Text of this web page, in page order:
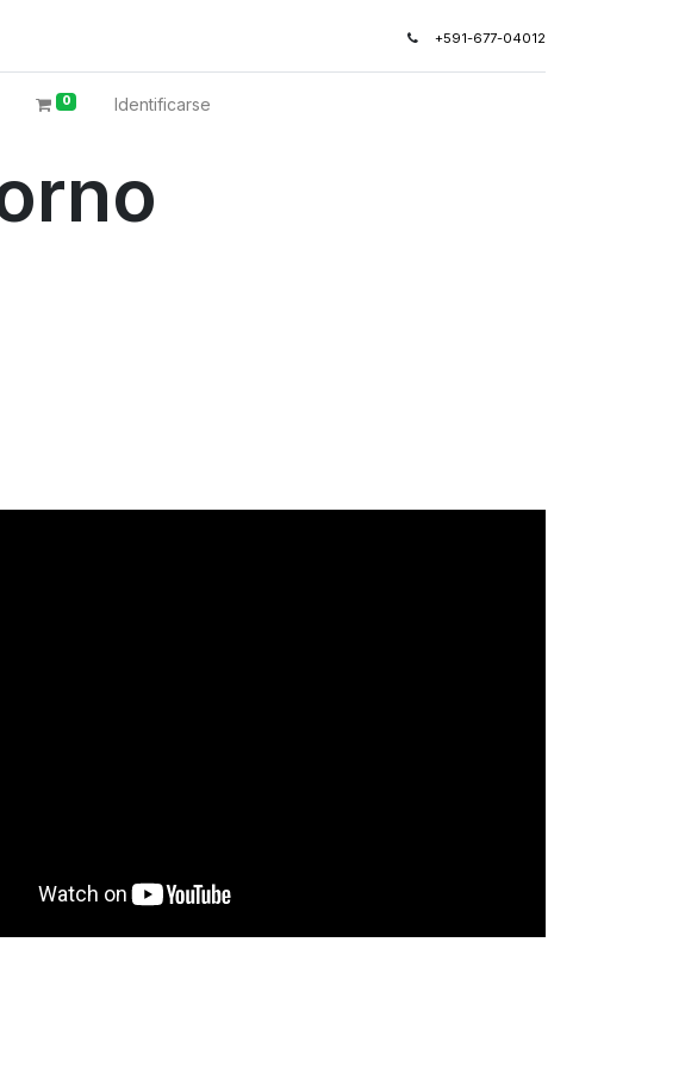
+591-677-04012
0 Identificarse